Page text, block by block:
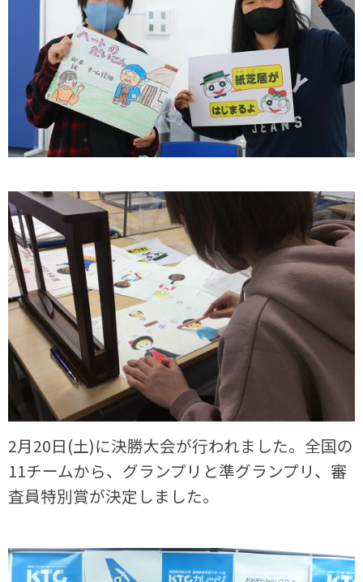
2月20日(土)に決勝大会が行われました。全国の
11チームから、グランプリと準グランプリ、審
査員特別賞が決定しました。